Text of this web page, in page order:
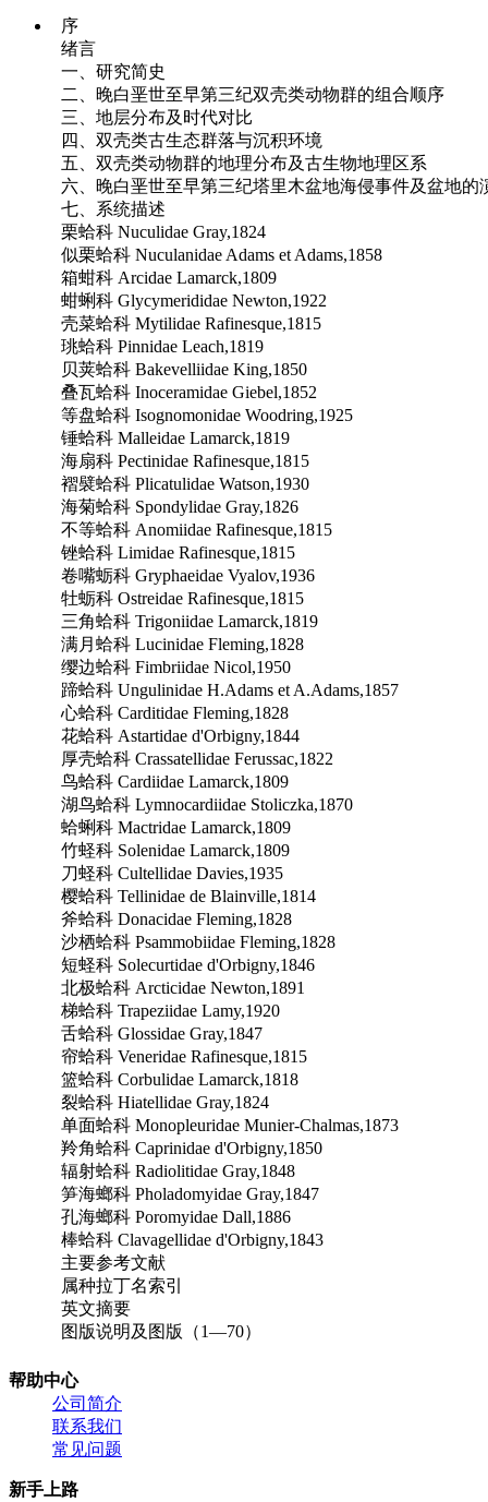
序
绪言
一、研究简史
二、晚白垩世至早第三纪双壳类动物群的组合顺序
三、地层分布及时代对比
四、双壳类古生态群落与沉积环境
五、双壳类动物群的地理分布及古生物地理区系
六、晚白垩世至早第三纪塔里木盆地海侵事件及盆地的
七、系统描述
栗蛤科 Nuculidae Gray,1824
似栗蛤科 Nuculanidae Adams et Adams,1858
箱蚶科 Arcidae Lamarck,1809
蚶蜊科 Glycymerididae Newton,1922
壳菜蛤科 Mytilidae Rafinesque,1815
珧蛤科 Pinnidae Leach,1819
贝荚蛤科 Bakevelliidae King,1850
叠瓦蛤科 Inoceramidae Giebel,1852
等盘蛤科 Isognomonidae Woodring,1925
锤蛤科 Malleidae Lamarck,1819
海扇科 Pectinidae Rafinesque,1815
褶襞蛤科 Plicatulidae Watson,1930
海菊蛤科 Spondylidae Gray,1826
不等蛤科 Anomiidae Rafinesque,1815
锉蛤科 Limidae Rafinesque,1815
卷嘴蛎科 Gryphaeidae Vyalov,1936
牡蛎科 Ostreidae Rafinesque,1815
三角蛤科 Trigoniidae Lamarck,1819
满月蛤科 Lucinidae Fleming,1828
缨边蛤科 Fimbriidae Nicol,1950
蹄蛤科 Ungulinidae H.Adams et A.Adams,1857
心蛤科 Carditidae Fleming,1828
花蛤科 Astartidae d'Orbigny,1844
厚壳蛤科 Crassatellidae Ferussac,1822
鸟蛤科 Cardiidae Lamarck,1809
湖鸟蛤科 Lymnocardiidae Stoliczka,1870
蛤蜊科 Mactridae Lamarck,1809
竹蛏科 Solenidae Lamarck,1809
刀蛏科 Cultellidae Davies,1935
樱蛤科 Tellinidae de Blainville,1814
斧蛤科 Donacidae Fleming,1828
沙栖蛤科 Psammobiidae Fleming,1828
短蛏科 Solecurtidae d'Orbigny,1846
北极蛤科 Arcticidae Newton,1891
梯蛤科 Trapeziidae Lamy,1920
舌蛤科 Glossidae Gray,1847
帘蛤科 Veneridae Rafinesque,1815
篮蛤科 Corbulidae Lamarck,1818
裂蛤科 Hiatellidae Gray,1824
单面蛤科 Monopleuridae Munier-Chalmas,1873
羚角蛤科 Caprinidae d'Orbigny,1850
辐射蛤科 Radiolitidae Gray,1848
笋海螂科 Pholadomyidae Gray,1847
孔海螂科 Poromyidae Dall,1886
棒蛤科 Clavagellidae d'Orbigny,1843
主要参考文献
属种拉丁名索引
英文摘要
图版说明及图版（1—70）
帮助中心
公司简介
联系我们
常见问题
新手上路